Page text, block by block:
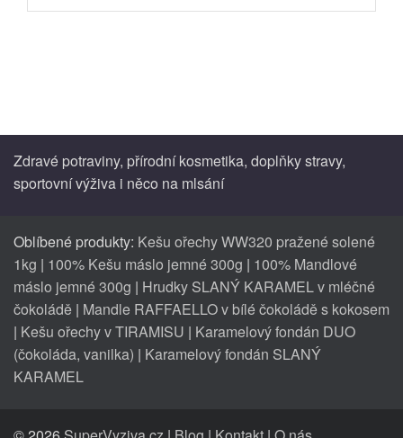
Zdravé potraviny, přírodní kosmetika, doplňky stravy,
sportovní výživa i něco na mlsání
Oblíbené produkty: Kešu ořechy WW320 pražené solené
1kg | 100% Kešu máslo jemné 300g | 100% Mandlové
máslo jemné 300g | Hrudky SLANÝ KARAMEL v mléčné
čokoládě | Mandle RAFFAELLO v bílé čokoládě s kokosem
| Kešu ořechy v TIRAMISU | Karamelový fondán DUO
(čokoláda, vanilka) | Karamelový fondán SLANÝ
KARAMEL